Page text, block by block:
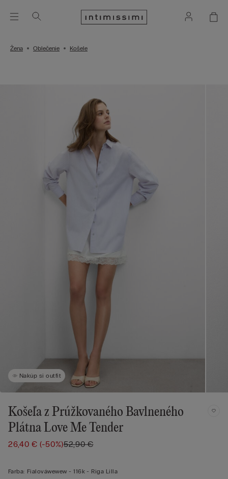
Žena Oblečenie Košele
Nakúp si outfit
Košeľa z Prúžkovaného Bavlneného
Plátna Love Me Tender
26,40 €(-50%)52,90 €
Farba: Fialováwewew -116k - Riga Lilla